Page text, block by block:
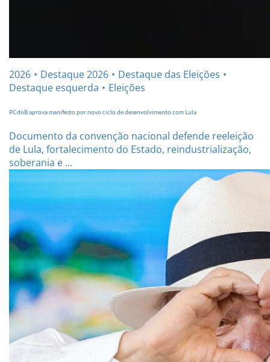
2026 Destaque 2026
Destaque das Eleições
Destaque esquerda
Eleições
PCdoB aprova manifesto por novo ciclo de desenvolvimento com Lula
Documento da convenção nacional defende reeleição
de Lula, fortalecimento do Estado, reindustrialização,
soberania e ...